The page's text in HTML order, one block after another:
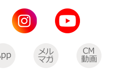
（店舗限定）
ング（店舗限定）